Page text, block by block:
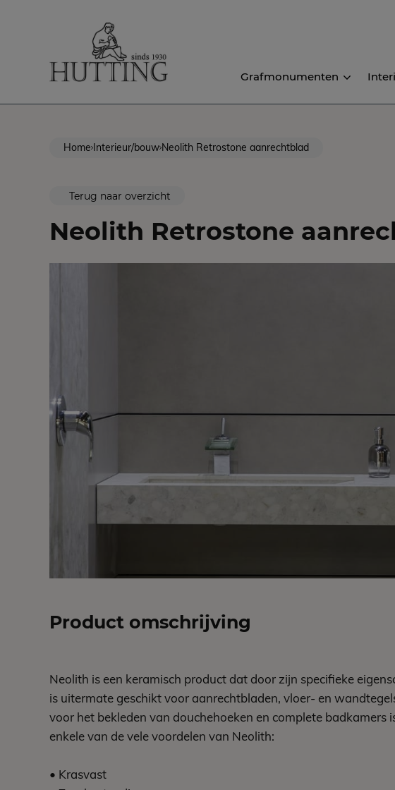
Grafmonumenten
Home Interieur/bouw Neolith Retrostone aanrechtblad
Terug naar overzicht
Neolith Retrostone
Product omschrijving
Neolith is een keramisch product dat door zijn specifieke
is uitermate geschikt voor aanrechtbladen, vloer- en
voor het bekleden van douchehoeken en complete badkamers
enkele van de vele voordelen van Neolith:
• Krasvast